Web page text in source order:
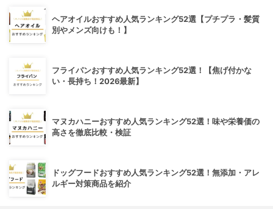
ヘアオイルおすすめ人気ランキング52選【プチプラ・髪質
別やメンズ向けも！】
フライパンおすすめ人気ランキング52選！【焦げ付かな
い・長持ち！2026最新】
マヌカハニーおすすめ人気ランキング52選！味や栄養価の
高さを徹底比較・検証
ドッグフードおすすめ人気ランキング52選！無添加・アレ
ルギー対策商品を紹介